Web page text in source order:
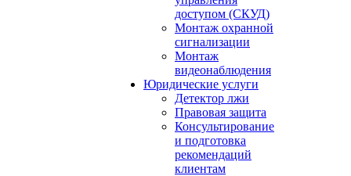
доступом (СКУД)
Монтаж охранной
сигнализации
Монтаж
видеонаблюдения
Юридические услуги
Детектор лжи
Правовая защита
Консультирование
и подготовка
рекомендаций
клиентам